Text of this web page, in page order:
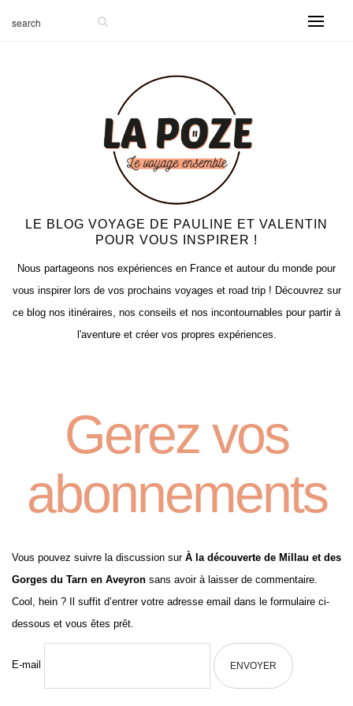
LE BLOG VOYAGE DE PAULINE ET VALENTIN
POUR VOUS INSPIRER !
Nous partageons nos expériences en France et autour du monde pour
vous inspirer lors de vos prochains voyages et road trip ! Découvrez sur
ce blog nos itinéraires, nos conseils et nos incontournables pour partir à
l'aventure et créer vos propres expériences.
Gerez vos
abonnements
Vous pouvez suivre la discussion sur À la découverte de Millau et des
Gorges du Tarn en Aveyron sans avoir à laisser de commentaire.
Cool, hein ? Il suffit d’entrer votre adresse email dans le formulaire ci-
dessous et vous êtes prêt.
E-mail